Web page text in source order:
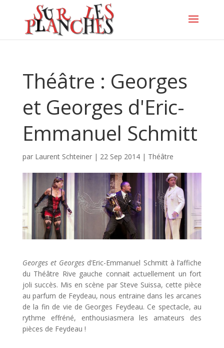
Théâtre : Georges
et Georges d'Eric-
Emmanuel Schmitt
par Laurent Schteiner| 22 Sep 2014| Théâtre
Georges et Georges d’Eric-Emmanuel Schmitt à l’affiche
du Théâtre Rive gauche connait actuellement un fort
joli succès. Mis en scène par Steve Suissa, cette pièce
au parfum de Feydeau, nous entraine dans les arcanes
de la fin de vie de Georges Feydeau. Ce spectacle, au
rythme effréné, enthousiasmera les amateurs des
pièces de Feydeau !